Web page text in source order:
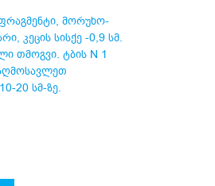
მორუხო-
კეცის სისქე -0,9 სმ.
თმოგვი. ტბის N 1
20 სმ-ზე.